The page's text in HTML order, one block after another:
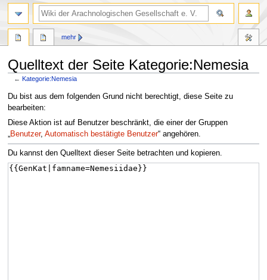
Quelltext der Seite Kategorie:Nemesia
←Kategorie:Nemesia
Zur
Navigation
springen
Zur
Suche
springen
Du bist aus dem folgenden Grund nicht berechtigt, diese Seite zu
bearbeiten:
Diese Aktion ist auf Benutzer beschränkt, die einer der Gruppen
„Benutzer, Automatisch bestätigte Benutzer“ angehören.
Du kannst den Quelltext dieser Seite betrachten und kopieren.
mehr